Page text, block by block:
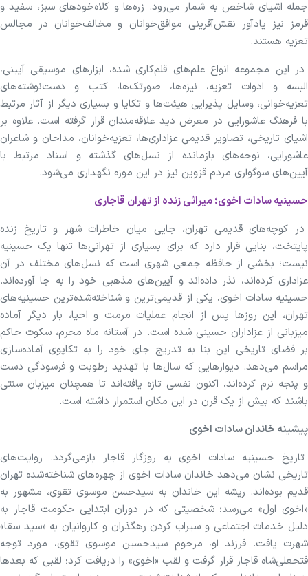
جمله اشیای شاخص به شمار می‌رود. زره‌ها و کلاه‌خود‌های سبز، سفید و
قرمز نیز یادآور نقش‌آفرینی موافق‌خوانان و مخالف‌خوانان در مجالس
تعزیه هستند.
در این مجموعه انواع علم‌های قلم‌کاری شده، ابزار‌های موسیقی آیینی،
البسه و ادوات تعزیه، نیزه‌ها، صورتک‌ها، کتب و دست‌نوشته‌های
تعزیه‌خوانی، وسایل پذیرایی هیئت‌ها و تکایا و بسیاری دیگر از آثار مرتبط
با فرهنگ عاشورایی در معرض دید علاقه‌مندان قرار گرفته است. علاوه بر
اشیای تاریخی، تصاویر قدیمی عزاداری‌ها، تعزیه‌خوانان، مداحان و شاعران
عاشورایی، نوحه‌های بازمانده از نسل‌های گذشته و اسناد مرتبط با
آیین‌های سوگواری مردم قزوین نیز در این موزه نگهداری می‌شود.
حسینیه سادات اخوی؛ میراثی زنده از تهران قاجاری
در کوچه‌های قدیمی تهران، جایی میان خاطرات شهر و تاریخ زنده
پایتخت، بنایی قرار دارد که برای بسیاری از تهرانی‌ها تنها یک حسینیه
نیست؛ بخشی از حافظه جمعی شهری است که نسل‌های مختلف در آن
عزاداری کرده‌اند، نذر داده‌اند و آیین‌های مذهبی خود را به جا آورده‌اند.
حسینیه سادات اخوی، یکی از قدیمی‌ترین و شناخته‌شده‌ترین حسینیه‌های
تهران، این روز‌ها پس از انجام عملیات مرمت و احیا، بار دیگر آماده
میزبانی از عزاداران حسینی شده است. در آستانه ماه محرم، سکوت حاکم
بر فضای تاریخی این بنا به تدریج جای خود را به تکاپوی آماده‌سازی
مراسم می‌دهد. دیوار‌هایی که سال‌ها با تهدید رطوبت و فرسودگی دست
و پنجه نرم کرده‌اند، اکنون نفسی تازه یافته‌اند تا همچنان میزبان سنتی
باشند که بیش از یک قرن در این مکان استمرار داشته است.
پیشینه خاندان سادات اخوی
تاریخ حسینیه سادات اخوی به روزگار قاجار بازمی‌گردد. روایت‌های
تاریخی نشان می‌دهد خاندان سادات اخوی از چهره‌های شناخته‌شده تهران
قدیم بوده‌اند. ریشه این خاندان به سیدحسن موسوی تقوی، مشهور به
«اخوی اول» می‌رسد؛ شخصیتی که در دوران ابتدایی حکومت قاجار به
دلیل خدمات اجتماعی و سیراب کردن رهگذران و کاروانیان به «سید سقا»
شهرت یافت. فرزند او، مرحوم سیدحسین موسوی تقوی، مورد توجه
فتحعلی‌شاه قاجار قرار گرفت و لقب «اخوی» را دریافت کرد؛ لقبی که بعد‌ها